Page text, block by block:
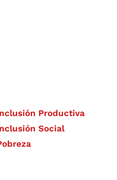
Productiva
Social